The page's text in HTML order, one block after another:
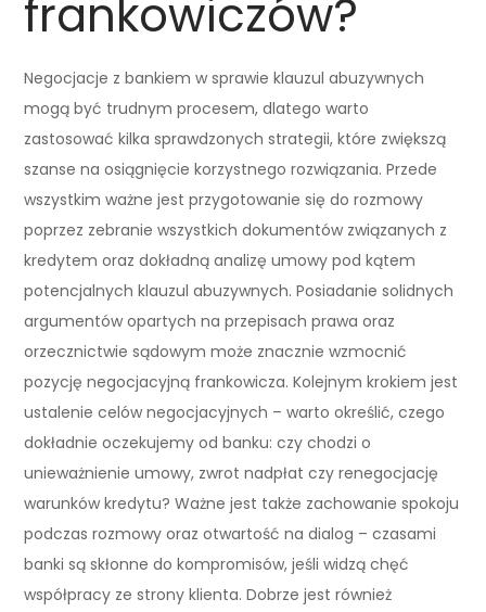
frankowiczów?
Negocjacje z bankiem w sprawie klauzul abuzywnych
mogą być trudnym procesem, dlatego warto
zastosować kilka sprawdzonych strategii, które zwiększą
szanse na osiągnięcie korzystnego rozwiązania. Przede
wszystkim ważne jest przygotowanie się do rozmowy
poprzez zebranie wszystkich dokumentów związanych z
kredytem oraz dokładną analizę umowy pod kątem
potencjalnych klauzul abuzywnych. Posiadanie solidnych
argumentów opartych na przepisach prawa oraz
orzecznictwie sądowym może znacznie wzmocnić
pozycję negocjacyjną frankowicza. Kolejnym krokiem jest
ustalenie celów negocjacyjnych – warto określić, czego
dokładnie oczekujemy od banku: czy chodzi o
unieważnienie umowy, zwrot nadpłat czy renegocjację
warunków kredytu? Ważne jest także zachowanie spokoju
podczas rozmowy oraz otwartość na dialog – czasami
banki są skłonne do kompromisów, jeśli widzą chęć
współpracy ze strony klienta. Dobrze jest również